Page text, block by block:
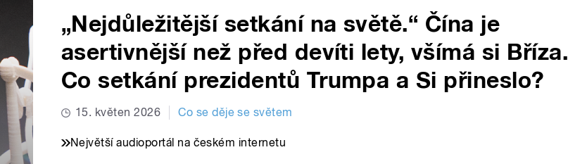
„Nejdůležitější setkání na světě.“ Čína je
asertivnější než před devíti lety, všímá si Bříza.
Co setkání prezidentů Trumpa a Si přineslo?
15. květen 2026 Co se děje se světem
Největší audioportál na českém internetu